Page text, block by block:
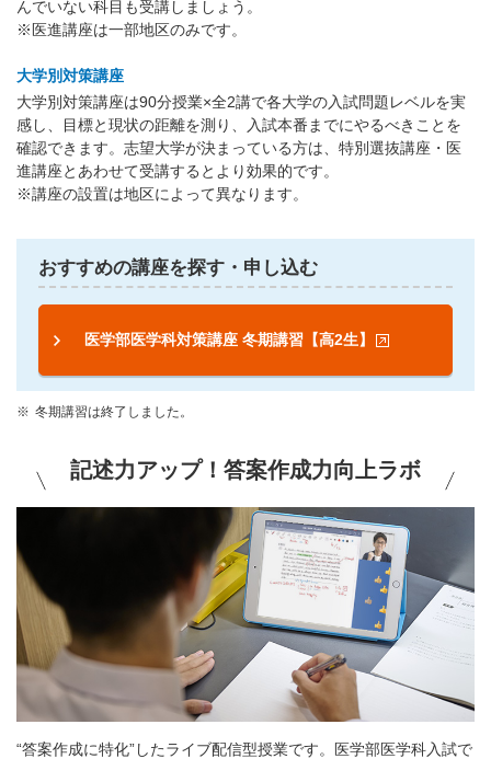
んでいない科目も受講しましょう。
※医進講座は一部地区のみです。
大学別対策講座
大学別対策講座は90分授業×全2講で各大学の入試問題レベルを実
感し、目標と現状の距離を測り、入試本番までにやるべきことを
確認できます。志望大学が決まっている方は、特別選抜講座・医
進講座とあわせて受講するとより効果的です。
※講座の設置は地区によって異なります。
おすすめの講座を探す・申し込む
医学部医学科対策講座 冬期講習【高2生】
冬期講習は終了しました。
記述力アップ！答案作成力向上ラボ
“答案作成に特化”したライブ配信型授業です。医学部医学科入試で